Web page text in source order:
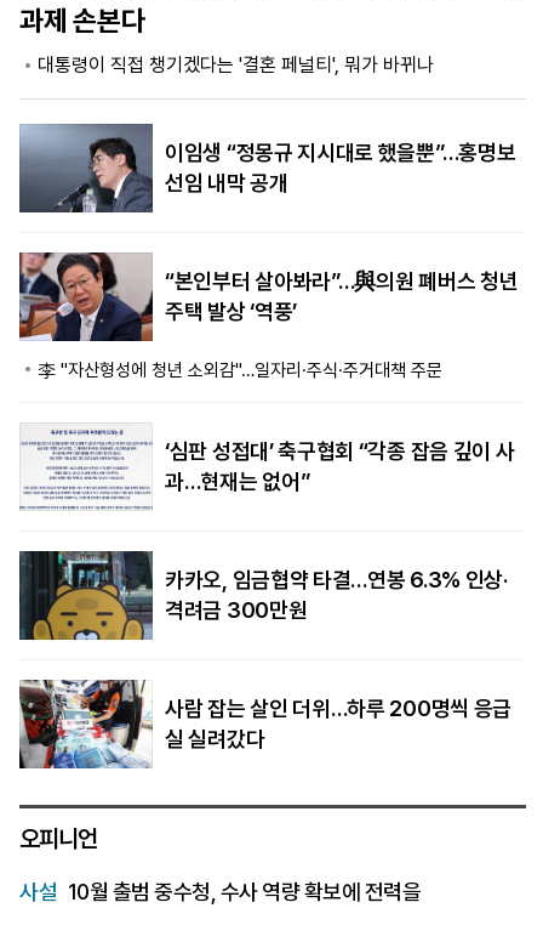
과제 손본다
대통령이 직접 챙기겠다는 '결혼 페널티', 뭐가 바뀌나
이임생 “정몽규 지시대로 했을뿐”…홍명보
선임 내막 공개
“본인부터 살아봐라”…與의원 폐버스 청년
주택 발상 ‘역풍’
李 "자산형성에 청년 소외감"…일자리·주식·주거대책 주문
‘심판 성접대’ 축구협회 “각종 잡음 깊이 사
과…현재는 없어”
카카오, 임금협약 타결…연봉 6.3% 인상·
격려금 300만원
사람 잡는 살인 더위…하루 200명씩 응급
실 실려갔다
오피니언
사설 10월 출범 중수청, 수사 역량 확보에 전력을